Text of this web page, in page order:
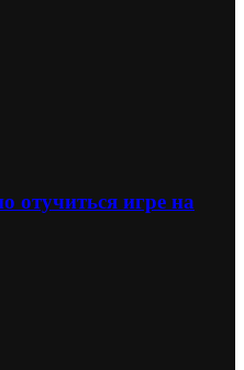
отучиться игре на